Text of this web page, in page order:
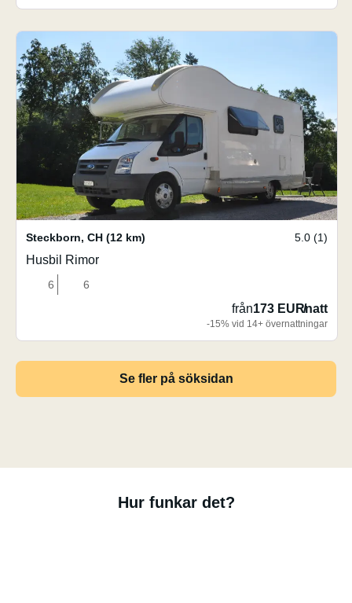
Steckborn, CH (12 km) 5.0 (1)
Husbil Rimor
6 6
från173 EUR/natt
-15% vid 14+ övernattningar
Se fler på söksidan
Hur funkar det?